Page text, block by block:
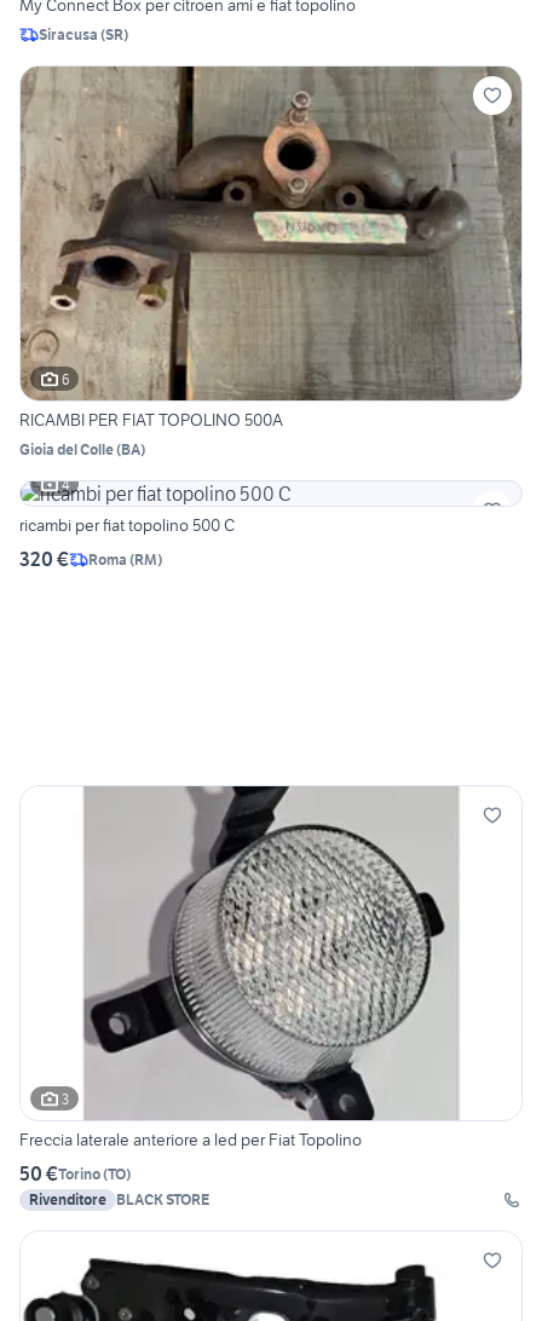
My Connect Box per citroen ami e fiat topolino
Siracusa (SR)
6
RICAMBI PER FIAT TOPOLINO 500A
Gioia del Colle(BA)
4
ricambi per fiat topolino 500 C
320 € Roma (RM)
3
Freccia laterale anteriore a led per Fiat Topolino
50 €Torino(TO)
Rivenditore BLACK STORE